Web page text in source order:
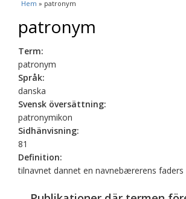
Du är här
Hem » patronym
patronym
Term:
patronym
Språk:
danska
Svensk översättning:
patronymikon
Sidhänvisning:
81
Definition:
tilnavnet dannet en navnebærerens faders